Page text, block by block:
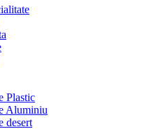
Plastic
Aluminiu
desert